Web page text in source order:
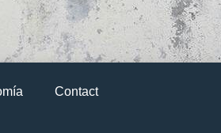
Contact